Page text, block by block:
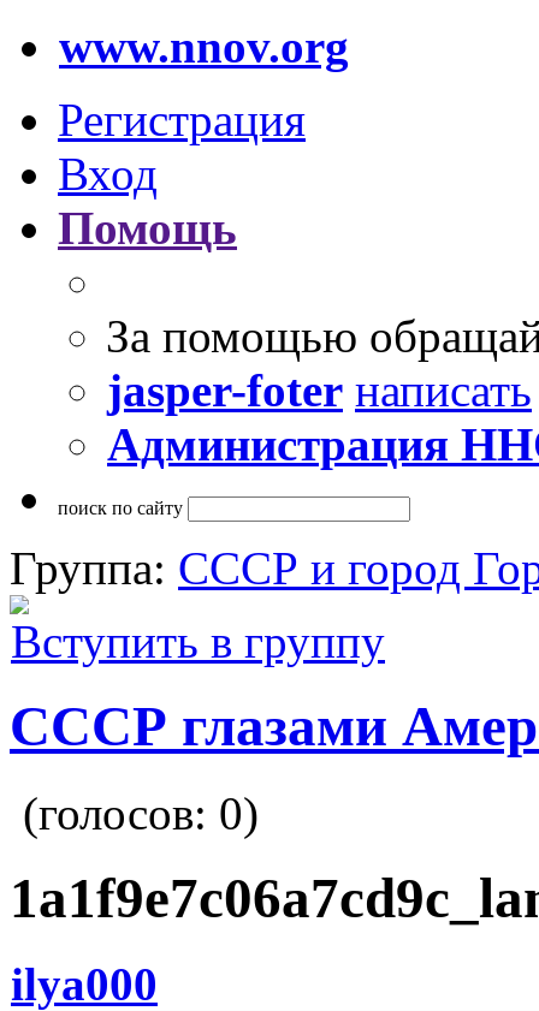
www.nnov.org
Регистрация
Вход
Помощь
За помощью
jasper-foter написать
Администрация
поиск по сайту
Группа: СССР и город
Вступить в группу
СССР глазами
(голосов: 0)
ilya000